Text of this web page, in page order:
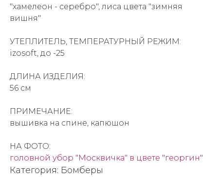
"хамелеон - серебро", лиса цвета "зимняя
вишня"
УТЕПЛИТЕЛЬ, ТЕМПЕРАТУРНЫЙ РЕЖИМ:
izosoft, до -25
ДЛИНА ИЗДЕЛИЯ:
56 см
ПРИМЕЧАНИЕ:
вышивка на спине, капюшон
НА ФОТО:
головной убор "Москвичка" в цвете "георгин"
Категория: Бомберы